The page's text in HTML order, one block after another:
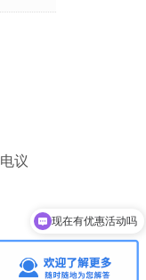
电议
可以介绍下你们的产品么
现在有优惠活动吗